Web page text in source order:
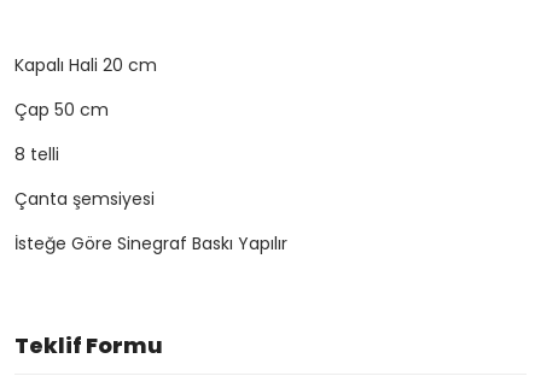
Kapalı Hali 20 cm
Çap 50 cm
8 telli
Çanta şemsiyesi
İsteğe Göre Sinegraf Baskı Yapılır
Teklif Formu